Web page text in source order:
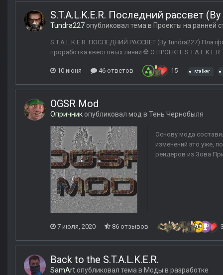
S.T.A.L.K.E.R. Последний рассвет
Tundra227 опубликовал тема в Проекты на ранней
S.T.A.L.K.E.R. ПОСЛЕДНИЙ РАССВЕТ (By Tundra227)
проработка квестовых линий ☢️ О ПРОЕКТЕ
10 июня 46 ответов 15 stalker
OGSR Mod
Опричник опубликовал мод в Тень Чернобыля
Основу мода
изменений это уже,
рендеров из Зова
7 июля, 2020 86 отзывов
Back to the S.T.A.L.K.E.R.
SamArt опубликовал тема в Моды в разработке